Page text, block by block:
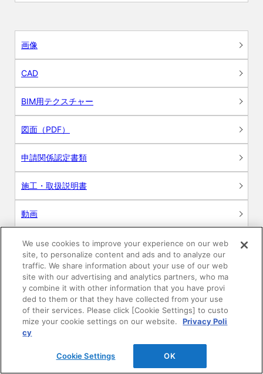
画像
CAD
BIM用テクスチャー
図面（PDF）
申請関係認定書類
施工・取扱説明書
動画
シミュレーションツール
24時間換気システム〈エアスマート〉
簡易設計見積ソフト
R&Dセンター環境測定・分析サービス
商品マスター申し込み
We use cookies to improve your experience on our web
site, to personalize content and ads and to analyze our
traffic. We share information about your use of our web
site with our advertising and analytics partners, who ma
y combine it with other information that you have provi
ded to them or that they have collected from your use
of their services. Please click [Cookie Settings] to custo
mize your cookie settings on our website.
Privacy Poli
cy
Cookie Settings OK